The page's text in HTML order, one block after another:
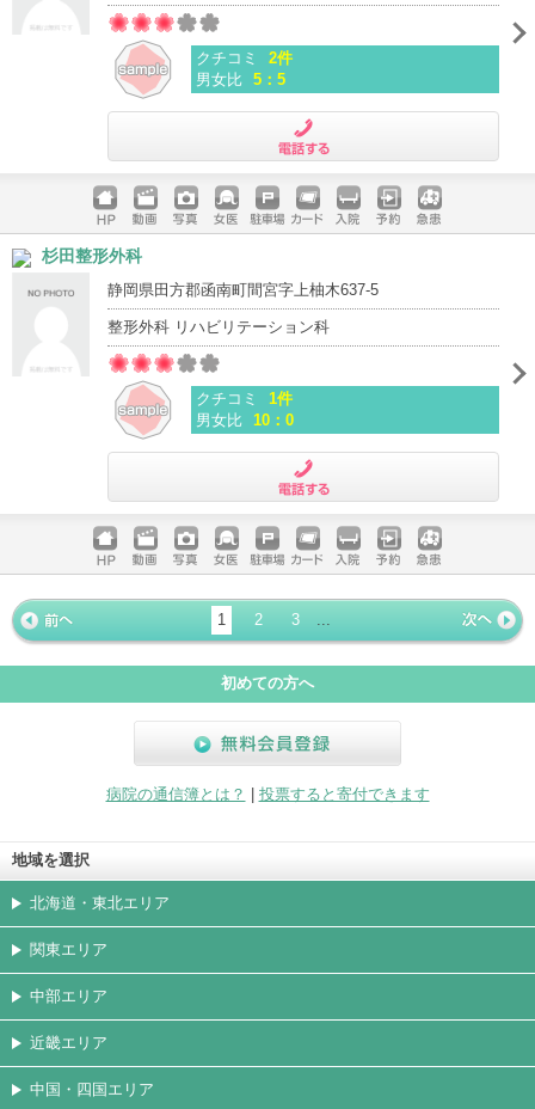
クチコミ
2件
男女比 5：5
ホームペ
ージ
動画 写真 女医 駐車場
クレジッ
入院 予約 急患
杉田整形外科
静岡県田方郡函南町間宮字上柚木637-5
整形外科 リハビリテーション科
クチコミ
1件
男女比
10：0
ホームペ
ージ
動画 写真 女医 駐車場
クレジッ
トカード
入院 予約 急患
« 前ペー
ジ
1 2 3
次ページ
»
初めての方へ
病院の通信簿とは？
投票すると寄付できます
地域を選択
北海道・東北エリア
関東エリア
中部エリア
近畿エリア
中国・四国エリア